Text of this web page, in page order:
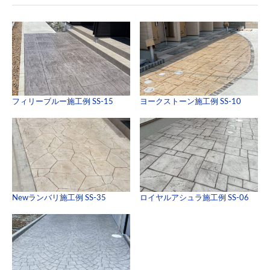
フィリーブルー施工例 SS-15 ヨークストーン施工例 SS-10
Newランバリ施工例 SS-35 ロイヤルアシュラ施工例 SS-06